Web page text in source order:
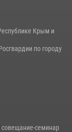
Крым и
по городу
семинар